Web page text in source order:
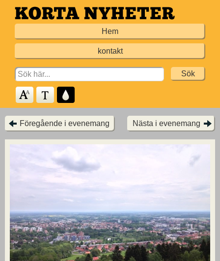
Hoppa
till
Hem
kontakt
Search
for:
Föregående i evenemang Nästa i evenemang